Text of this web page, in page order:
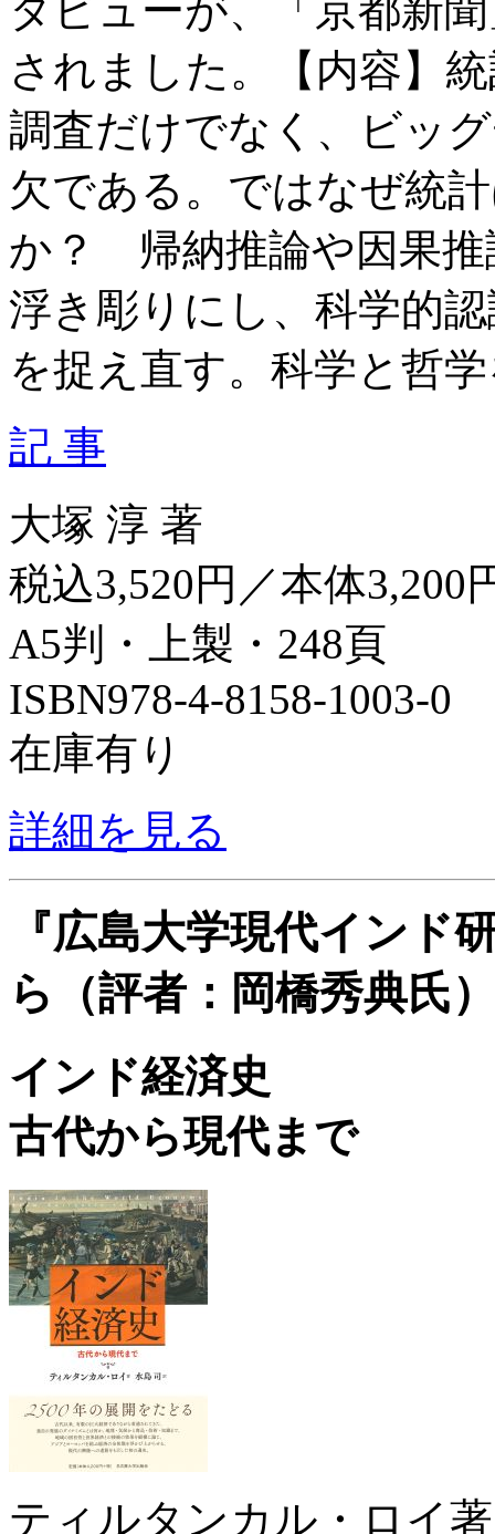
タビューが、「京都新
されました。【内容】
調査だけでなく、ビッ
欠である。ではなぜ統
か？ 帰納推論や因果推
浮き彫りにし、科学的
を捉え直す。科学と哲
記 事
大塚 淳 著
税込3,520円／本体3,200
A5判・上製・248頁
ISBN978-4-8158-1003-0
在庫有り
詳細を見る
『広島大学現代インド
ら（評者：岡橋秀典氏）
インド経済史
古代から現代まで
ティルタンカル・ロイ